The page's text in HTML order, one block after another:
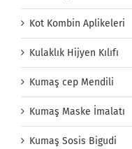
Kot Kombin Aplikeleri
Kulaklık Hijyen Kılıfı
Kumaş cep Mendili
Kumaş Maske İmalatı
Kumaş Sosis Bigudi